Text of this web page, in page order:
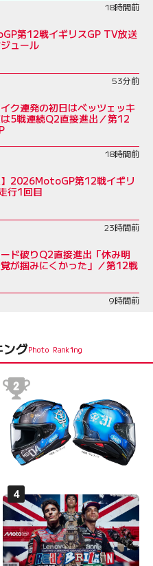
18時間前
第12戦イギリスGP TV放送
ュール
53分前
ク連発の初日はベッツェッキ
5戦連続Q2直接進出／第12
18時間前
】2026MotoGP第12戦イギリ
行1回目
23時間前
ド破りQ2直接進出「休み明
が掴みにくかった」／第12戦
9時間前
グ